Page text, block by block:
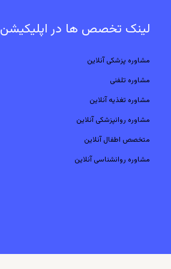
لینک تخصص ها در اپلیکیشن
مشاوره پزشکی آنلاین
مشاوره تلفنی
مشاوره تغذیه آنلاین
مشاوره روانپزشکی آنلاین
متخصص اطفال آنلاین
مشاوره روانشناسی آنلاین